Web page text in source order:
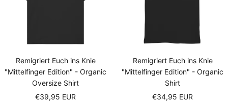
Remigriert Euch ins Knie
"Mittelfinger Edition" - Organic
Oversize Shirt
Angebotspreis
€39,95 EUR
Remigriert Euch ins Knie
"Mittelfinger Edition" - Organic
Shirt
Angebotspreis
€34,95 EUR